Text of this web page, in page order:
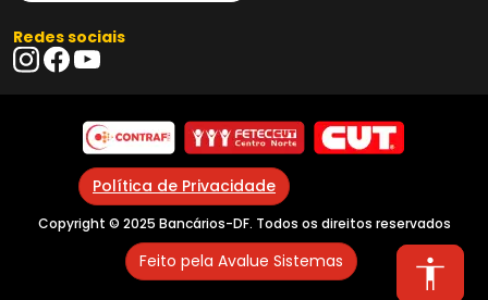
Redes sociais
Política de Privacidade
Copyright © 2025 Bancários-DF. Todos os direitos reservados
Feito pela Avalue Sistemas